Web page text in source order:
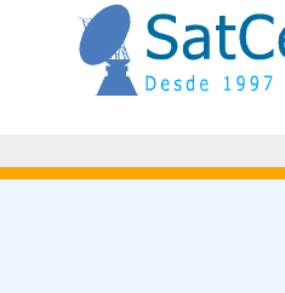
contenido